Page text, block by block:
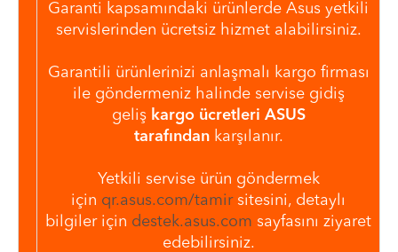
Garanti kapsamındaki ürünlerde Asus yetkili
servislerinden ücretsiz hizmet alabilirsiniz.
Garantili ürünlerinizi anlaşmalı kargo firması
ile göndermeniz halinde servise gidiş
geliş kargo ücretleri ASUS
tarafındankarşılanır.
Yetkili servise ürün göndermek
için qr.asus.com/tamirsitesini, detaylı
bilgiler için destek.asus.com sayfasını ziyaret
edebilirsiniz.